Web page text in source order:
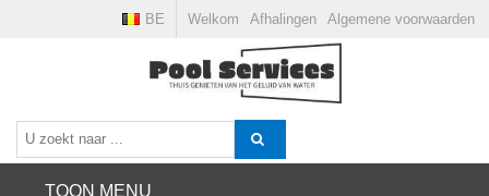
Welkom Afhalingen Algemene voorwaarden
BE
TOON MENU